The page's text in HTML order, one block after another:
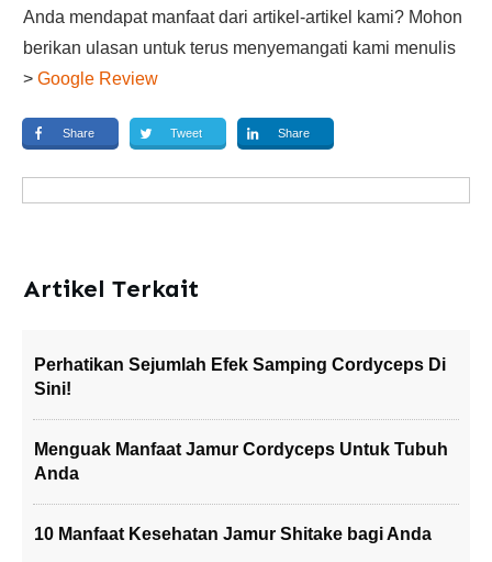
Anda mendapat manfaat dari artikel-artikel kami? Mohon
berikan ulasan untuk terus menyemangati kami menulis
> Google Review
Share Tweet Share
Artikel Terkait
Perhatikan Sejumlah Efek Samping Cordyceps Di
Sini!
Menguak Manfaat Jamur Cordyceps Untuk Tubuh
Anda
10 Manfaat Kesehatan Jamur Shitake bagi Anda